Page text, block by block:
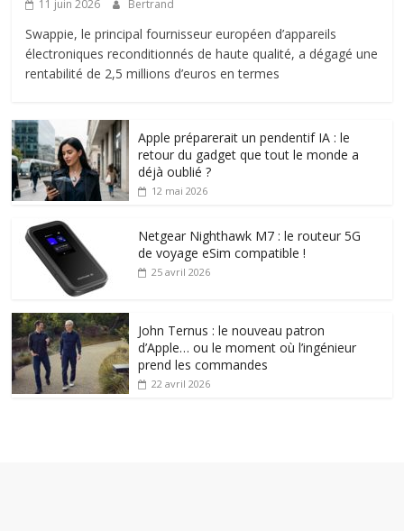
11 juin 2026 Bertrand
Swappie, le principal fournisseur européen d’appareils
électroniques reconditionnés de haute qualité, a dégagé une
rentabilité de 2,5 millions d’euros en termes
Apple préparerait un pendentif IA : le
retour du gadget que tout le monde a
déjà oublié ?
12 mai 2026
Netgear Nighthawk M7 : le routeur 5G
de voyage eSim compatible !
25 avril 2026
John Ternus : le nouveau patron
d’Apple… ou le moment où l’ingénieur
prend les commandes
22 avril 2026